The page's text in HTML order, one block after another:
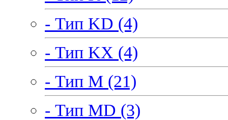
- Тип KD (4)
- Тип KX (4)
- Тип M (21)
- Тип MD (3)